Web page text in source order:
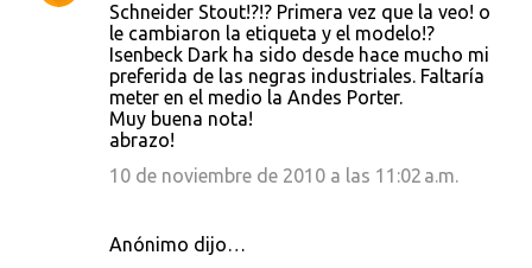
Schneider Stout!?!? Primera vez que la veo! o
le cambiaron la etiqueta y el modelo!?
Isenbeck Dark ha sido desde hace mucho mi
preferida de las negras industriales. Faltaría
meter en el medio la Andes Porter.
Muy buena nota!
abrazo!
10 de noviembre de 2010 a las 11:02 a.m.
Anónimo dijo…